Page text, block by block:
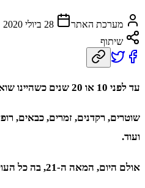
מערכת האתר
28 ביולי 2020
שיתוף
עד לפני 10 או 20 שנים כשהיינו שואלים ילדים קטנים מה הם רוצים לעשות כשהם יהיו גדולים היו להם תשובות מאוד מגוונות.
שוטרים, רקדנים, זמרים, כבאים,
ועוד.
אולם היום, המאה ה-21, בה כל העולם השתנה וכולנו דבוקים למכשירים הניידים שלנו כל הזמן, החלום העיקרי של כולנו הפך ללהיות כוכבי רשת.